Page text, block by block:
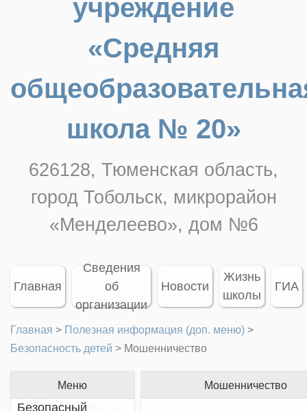
учреждение
«Средняя
школа № 20»
626128, Тюменская область,
город Тобольск, микрорайон
«Менделеево», дом №6
Главная
Сведения
об
организации
Новости
Жизнь
школы
ГИА
Главная > Полезная информация (доп. меню) >
Безопасность детей > Мошенничество
Меню
Безопасный
Мошенничество